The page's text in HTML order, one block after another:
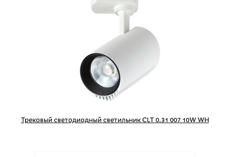
Трековый светодиодный светильник CLT 0.31 007 10W WH